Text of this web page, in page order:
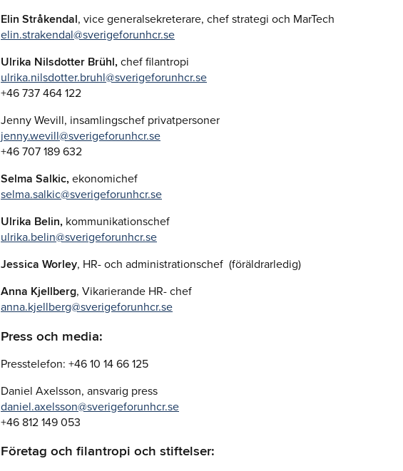
Elin Stråkendal, vice generalsekreterare, chef strategi och MarTech
elin.strakendal@sverigeforunhcr.se
Ulrika Nilsdotter Brühl, chef filantropi
ulrika.nilsdotter.bruhl@sverigeforunhcr.se
+46 737 464 122
Jenny Wevill, insamlingschef privatpersoner
jenny.wevill@sverigeforunhcr.se
+46 707 189 632
Selma Salkic, ekonomichef
selma.salkic@sverigeforunhcr.se
Ulrika Belin, kommunikationschef
ulrika.belin@sverigeforunhcr.se
Jessica Worley, HR- och administrationschef (föräldrarledig)
Anna Kjellberg, Vikarierande HR- chef
anna.kjellberg@sverigeforunhcr.se
Press och media:
Presstelefon: +46 10 14 66 125
Daniel Axelsson, ansvarig press
daniel.axelsson@sverigeforunhcr.se
+46 812 149 053
Företag och filantropi och stiftelser: